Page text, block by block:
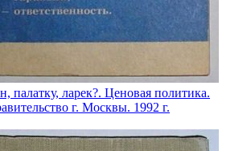
палатку, ларек?. Ценовая политика.
г. Москвы. 1992 г.